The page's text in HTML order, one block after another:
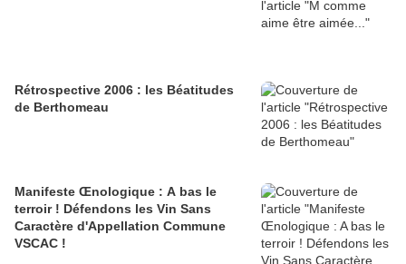
Rétrospective 2006 : les Béatitudes
de Berthomeau
Manifeste Œnologique : A bas le
terroir ! Défendons les Vin Sans
Caractère d'Appellation Commune
VSCAC !